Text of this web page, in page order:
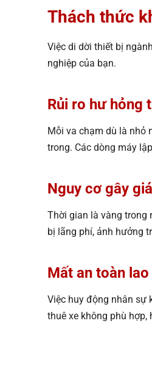
Thách thức
Việc di dời thiết bị
nghiệp của bạn.
Rủi ro hư hỏng
Mỗi va chạm dù là nhỏ
trong. Các dòng máy
Nguy cơ gây
Thời gian là vàng trong
bị lãng phí, ảnh hưởng
Mất an toàn
Việc huy động nhân sự
thuê xe không phù